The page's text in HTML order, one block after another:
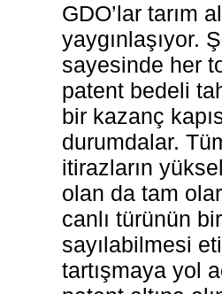
GDO’lar tarım
yaygınlaşıyor.
sayesinde her
patent bedeli
bir kazanç
durumdalar.
itirazların
olan da tam
canlı türünün
sayılabilmesi
tartışmaya yol